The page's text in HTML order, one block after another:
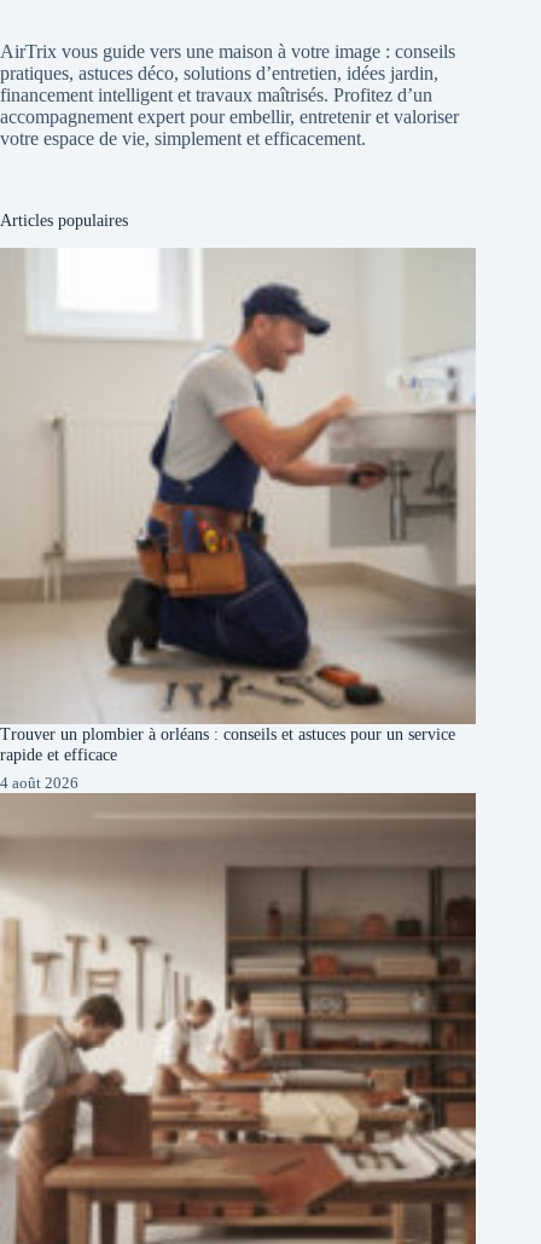
AirTrix vous guide vers une maison à votre image : conseils
pratiques, astuces déco, solutions d’entretien, idées jardin,
financement intelligent et travaux maîtrisés. Profitez d’un
accompagnement expert pour embellir, entretenir et valoriser
votre espace de vie, simplement et efficacement.
Articles populaires
Trouver un plombier à orléans : conseils et astuces pour un service
rapide et efficace
4 août 2026